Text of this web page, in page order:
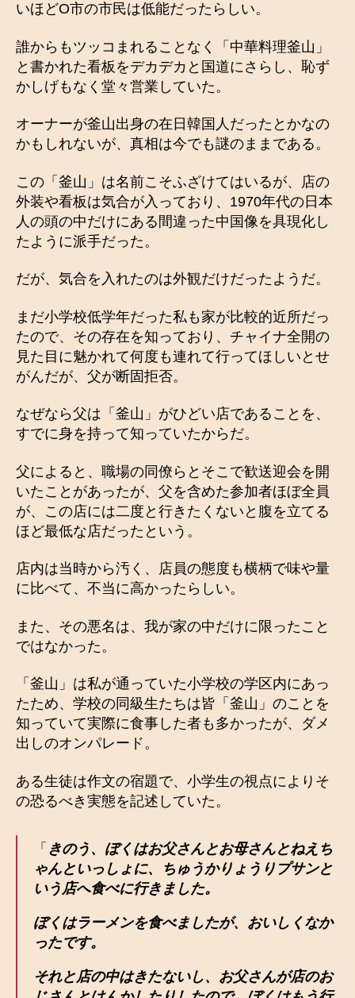
いほどО市の市民は低能だったらしい。
誰からもツッコまれることなく「中華料理釜山」
と書かれた看板をデカデカと国道にさらし、恥ず
かしげもなく堂々営業していた。
オーナーが釜山出身の在日韓国人だったとかなの
かもしれないが、真相は今でも謎のままである。
この「釜山」は名前こそふざけてはいるが、店の
外装や看板は気合が入っており、1970年代の日本
人の頭の中だけにある間違った中国像を具現化し
たように派手だった。
だが、気合を入れたのは外観だけだったようだ。
まだ小学校低学年だった私も家が比較的近所だっ
たので、その存在を知っており、チャイナ全開の
見た目に魅かれて何度も連れて行ってほしいとせ
がんだが、父が断固拒否。
なぜなら父は「釜山」がひどい店であることを、
すでに身を持って知っていたからだ。
父によると、職場の同僚らとそこで歓送迎会を開
いたことがあったが、父を含めた参加者ほぼ全員
が、この店には二度と行きたくないと腹を立てる
ほど最低な店だったという。
店内は当時から汚く、店員の態度も横柄で味や量
に比べて、不当に高かったらしい。
また、その悪名は、我が家の中だけに限ったこと
ではなかった。
「釜山」は私が通っていた小学校の学区内にあっ
たため、学校の同級生たちは皆「釜山」のことを
知っていて実際に食事した者も多かったが、ダメ
出しのオンパレード。
ある生徒は作文の宿題で、小学生の視点によりそ
の恐るべき実態を記述していた。
「 きのう、ぼくはお父さんとお母さんとねえち
ゃんといっしょに、ちゅうかりょうりプサンと
いう店へ食べに行きました。
ぼくはラーメンを食べましたが、おいしくなか
ったです。
それと店の中はきたないし、お父さんが店のお